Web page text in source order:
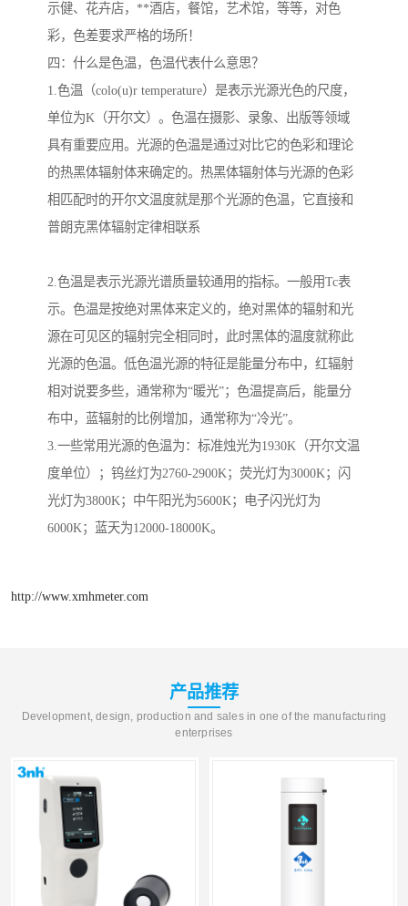
示健、花卉店，**酒店，餐馆，艺术馆，等等，对色
彩，色差要求严格的场所！
四：什么是色温，色温代表什么意思？
1.色温（colo(u)r temperature）是表示光源光色的尺度，
单位为K（开尔文）。色温在摄影、录象、出版等领域
具有重要应用。光源的色温是通过对比它的色彩和理论
的热黑体辐射体来确定的。热黑体辐射体与光源的色彩
相匹配时的开尔文温度就是那个光源的色温，它直接和
普朗克黑体辐射定律相联系
2.色温是表示光源光谱质量较通用的指标。一般用Tc表
示。色温是按绝对黑体来定义的，绝对黑体的辐射和光
源在可见区的辐射完全相同时，此时黑体的温度就称此
光源的色温。低色温光源的特征是能量分布中，红辐射
相对说要多些，通常称为“暖光”；色温提高后，能量分
布中，蓝辐射的比例增加，通常称为“冷光”。
3.一些常用光源的色温为：标准烛光为1930K（开尔文温
度单位）；钨丝灯为2760-2900K；荧光灯为3000K；闪
光灯为3800K；中午阳光为5600K；电子闪光灯为
6000K；蓝天为12000-18000K。
http://www.xmhmeter.com
产品推荐
Development, design, production and sales in one of the manufacturing
enterprises